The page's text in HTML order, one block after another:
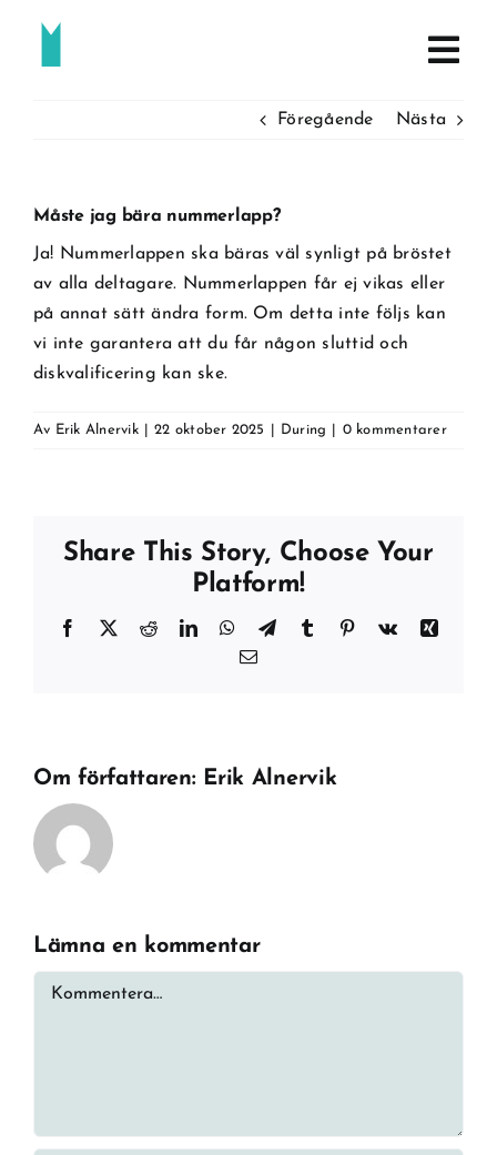
Föregående Nästa
Måste jag bära nummerlapp?
Ja! Nummerlappen ska bäras väl synligt på bröstet
av alla deltagare. Nummerlappen får ej vikas eller
på annat sätt ändra form. Om detta inte följs kan
vi inte garantera att du får någon sluttid och
diskvalificering kan ske.
Av Erik Alnervik 22 oktober 2025 During 0 kommentarer
Share This Story, Choose Your
Platform!
Facebook
X RedditLinkedInWhatsApp
TelegramTumblr Pinterest
Vk
Xing
E-
Om författaren: Erik Alnervik
Lämna en kommentar
Kommentar